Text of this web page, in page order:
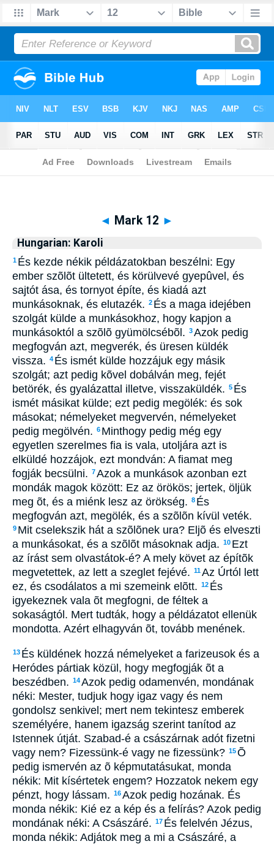
Biblia>Hungarian: Karoli > Mark 12
◄ Mark 12 ►
Hungarian: Karoli
1 És kezde nékik példázatokban beszélni: Egy
ember szõlõt ültetett, és körülvevé gyepûvel, és
sajtót ása, és tornyot építe, és kiadá azt
munkásoknak, és elutazék. 2 És a maga idejében
szolgát külde a munkásokhoz, hogy kapjon a
munkásoktól a szõlõ gyümölcsébõl. 3Azok pedig
megfogván azt, megverék, és üresen küldék
vissza. 4 És ismét külde hozzájuk egy másik
szolgát; azt pedig kõvel dobálván meg, fejét
betörék, és gyalázattal illetve, visszaküldék. 5 És
ismét másikat külde; ezt pedig megölék: és sok
másokat; némelyeket megvervén, némelyeket
pedig megölvén. 6 Minthogy pedig még egy
egyetlen szerelmes fia is vala, utoljára azt is
elküldé hozzájok, ezt mondván: A fiamat meg
fogják becsülni. 7Azok a munkások azonban ezt
mondák magok között: Ez az örökös; jertek, öljük
meg õt, és a miénk lesz az örökség. 8 És
megfogván azt, megölék, és a szõlõn kívül veték.
9 Mit cselekszik hát a szõlõnek ura? Eljõ és elveszti
a munkásokat, és a szõlõt másoknak adja. 10 Ezt
az írást sem olvastátok-é? A mely követ az építõk
megvetettek, az lett a szeglet fejévé. 11Az Úrtól lett
ez, és csodálatos a mi szemeink elõtt. 12 És
igyekeznek vala õt megfogni, de féltek a
sokaságtól. Mert tudták, hogy a példázatot ellenük
mondotta. Azért elhagyván õt, tovább menének.
13 És küldének hozzá némelyeket a farizeusok és a
Heródes pártiak közül, hogy megfogják õt a
beszédben. 14Azok pedig odamenvén, mondának
néki: Mester, tudjuk hogy igaz vagy és nem
gondolsz senkivel; mert nem tekintesz emberek
személyére, hanem igazság szerint tanítod az
Istennek útját. Szabad-é a császárnak adót fizetni
vagy nem? Fizessünk-é vagy ne fizessünk? 15Õ
pedig ismervén az õ képmutatásukat, monda
nékik: Mit kísértetek engem? Hozzatok nekem egy
pénzt, hogy lássam. 16Azok pedig hozának. És
monda nékik: Kié ez a kép és a felírás? Azok pedig
mondának néki: A Császáré. 17 És felelvén Jézus,
monda nékik: Adjátok meg a mi a Császáré, a